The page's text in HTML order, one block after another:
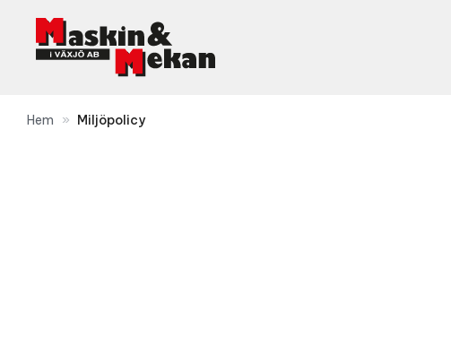
innehåll
Hem » Miljöpolicy